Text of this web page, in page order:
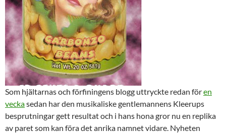
Som hjältarnas och förfiningens blogg uttryckte redan fören
veckasedan har den musikaliske gentlemannens Kleerups
besprutningar gett resultat och i hans hona gror nu en replika
av paret som kan föra det anrika namnet vidare. Nyheten